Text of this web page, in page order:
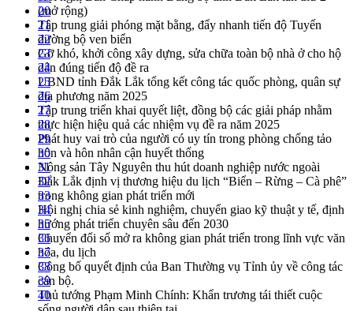
(mở rộng)
Tập trung giải phóng mặt bằng, đẩy nhanh tiến độ Tuyến
đường bộ ven biển
Gỡ khó, khởi công xây dựng, sửa chữa toàn bộ nhà ở cho hộ
dân đúng tiến độ đề ra
UBND tỉnh Đắk Lắk tổng kết công tác quốc phòng, quân sự
địa phương năm 2025
Tập trung triển khai quyết liệt, đồng bộ các giải pháp nhằm
thực hiện hiệu quả các nhiệm vụ đề ra năm 2025
Phát huy vai trò của người có uy tín trong phòng chống tảo
hôn và hôn nhân cận huyết thống
Nông sản Tây Nguyên thu hút doanh nghiệp nước ngoài
Đắk Lắk định vị thương hiệu du lịch “Biển – Rừng – Cà phê”
trong không gian phát triển mới
Hội nghị chia sẻ kinh nghiệm, chuyển giao kỹ thuật y tế, định
hướng phát triển chuyên sâu đến 2030
Chuyển đổi số mở ra không gian phát triển trong lĩnh vực văn
hóa, du lịch
Công bố quyết định của Ban Thường vụ Tỉnh ủy về công tác
cán bộ.
Thủ tướng Phạm Minh Chính: Khẩn trương tái thiết cuộc
20
21
22
23
24
25
26
27
28
29
30
31
32
33
34
35
36
37
38
39
40